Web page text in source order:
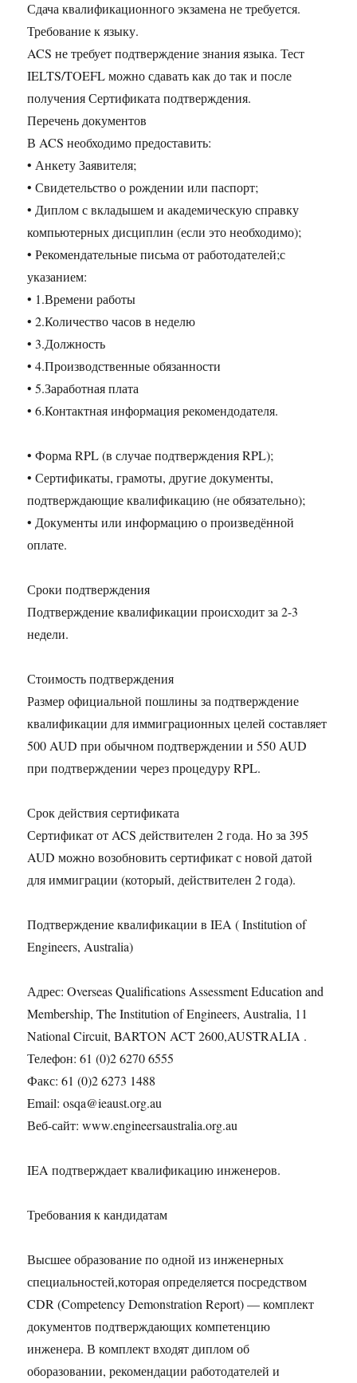
Сдача квалификационного экзамена не требуется.
Требование к языку.
ACS не требует подтверждение знания языка. Тест
IELTS/TOEFL можно сдавать как до так и после
получения Сертификата подтверждения.
Перечень документов
В ACS необходимо предоставить:
• Анкету Заявителя;
• Свидетельство о рождении или паспорт;
• Диплом с вкладышем и академическую справку
компьютерных дисциплин (если это необходимо);
• Рекомендательные письма от работодателей;с
указанием:
• 1.Времени работы
• 2.Количество часов в неделю
• 3.Должность
• 4.Производственные обязанности
• 5.Заработная плата
• 6.Контактная информация рекомендодателя.
• Форма RPL (в случае подтверждения RPL);
• Сертификаты, грамоты, другие документы,
подтверждающие квалификацию (не обязательно);
• Документы или информацию о произведённой
оплате.
Сроки подтверждения
Подтверждение квалификации происходит за 2-3
недели.
Стоимость подтверждения
Размер официальной пошлины за подтверждение
квалификации для иммиграционных целей составляет
500 AUD при обычном подтверждении и 550 AUD
при подтверждении через процедуру RPL.
Срок действия сертификата
Сертификат от ACS действителен 2 года. Но за 395
AUD можно возобновить сертификат с новой датой
для иммиграции (который, действителен 2 года).
Подтверждение квалификации в IEA ( Institution of
Engineers, Australia)
Адрес: Overseas Qualifications Assessment Education and
Membership, The Institution of Engineers, Australia, 11
National Circuit, BARTON ACT 2600,AUSTRALIA .
Телефон: 61 (0)2 6270 6555
Факс: 61 (0)2 6273 1488
Email: osqa@ieaust.org.au
Веб-сайт: www.engineersaustralia.org.au
IEA подтверждает квалификацию инженеров.
Требования к кандидатам
Высшее образование по одной из инженерных
специальностей,которая определяется посредством
CDR (Competency Demonstration Report) — комплект
документов подтверждающих компетенцию
инженера. В комплект входят диплом об
оборазовании, рекомендации работодателей и